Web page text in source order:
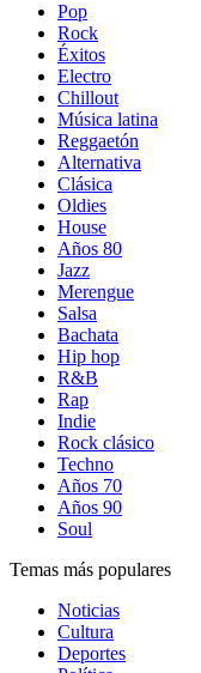
Pop
Rock
Éxitos
Electro
Chillout
Música latina
Reggaetón
Alternativa
Clásica
Oldies
House
Años 80
Jazz
Merengue
Salsa
Bachata
Hip hop
R&B
Rap
Indie
Rock clásico
Techno
Años 70
Años 90
Soul
Temas más populares
Noticias
Cultura
Deportes